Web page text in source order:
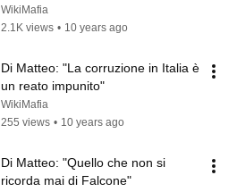
WikiMafia
2.1K views • 10 years ago
Di Matteo: "La corruzione in Italia è
un reato impunito"
WikiMafia
255 views • 10 years ago
Di Matteo: "Quello che non si
ricorda mai di Falcone"